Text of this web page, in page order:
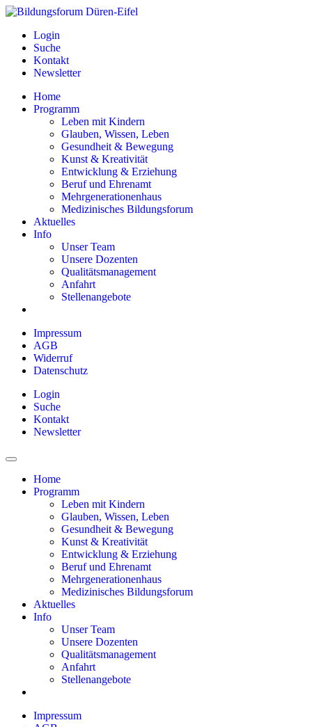
Login
Suche
Kontakt
Newsletter
Home
Programm
Leben mit Kindern
Glauben, Wissen, Leben
Gesundheit & Bewegung
Kunst & Kreativität
Entwicklung & Erziehung
Beruf und Ehrenamt
Mehrgenerationenhaus
Medizinisches Bildungsforum
Aktuelles
Info
Unser Team
Unsere Dozenten
Qualitätsmanagement
Anfahrt
Stellenangebote
Impressum
AGB
Widerruf
Datenschutz
Login
Suche
Kontakt
Newsletter
Home
Programm
Leben mit Kindern
Glauben, Wissen, Leben
Gesundheit & Bewegung
Kunst & Kreativität
Entwicklung & Erziehung
Beruf und Ehrenamt
Mehrgenerationenhaus
Medizinisches Bildungsforum
Aktuelles
Info
Unser Team
Unsere Dozenten
Qualitätsmanagement
Anfahrt
Stellenangebote
Impressum